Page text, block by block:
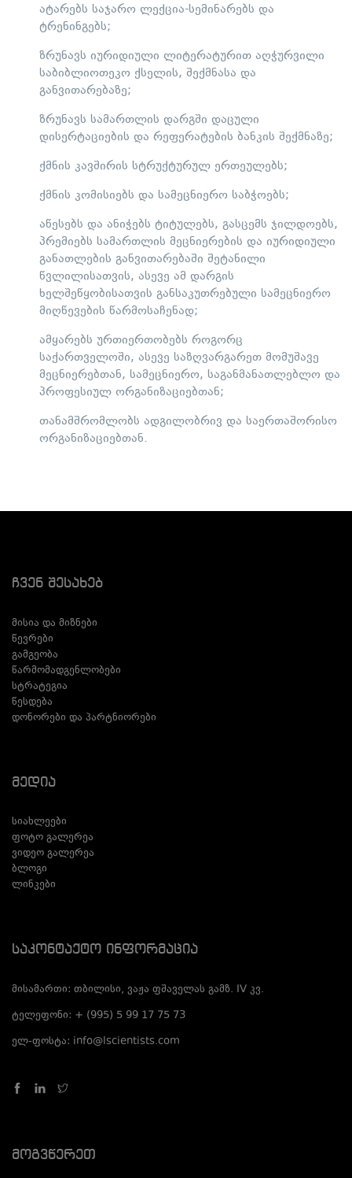
ატარებს საჯარო ლექცია-სემინარებს და
ტრენინგებს;
ზრუნავს იურიდიული ლიტერატურით აღჭურვილი
საბიბლიოთეკო ქსელის, შექმნასა და
განვითარებაზე;
ზრუნავს სამართლის დარგში დაცული
დისერტაციების და რეფერატების ბანკის შექმნაზე;
ქმნის კავშირის სტრუქტურულ ერთეულებს;
ქმნის კომისიებს და სამეცნიერო საბჭოებს;
აწესებს და ანიჭებს ტიტულებს, გასცემს ჯილდოებს,
პრემიებს სამართლის მეცნიერების და იურიდიული
განათლების განვითარებაში შეტანილი
წვლილისათვის, ასევე ამ დარგის
ხელშეწყობისათვის განსაკუთრებული სამეცნიერო
მიღწევების წარმოსაჩენად;
ამყარებს ურთიერთობებს როგორც
საქართველოში, ასევე საზღვარგარეთ მომუშავე
მეცნიერებთან, სამეცნიერო, საგანმანათლებლო და
პროფესიულ ორგანიზაციებთან;
თანამშრომლობს ადგილობრივ და საერთაშორისო
ორგანიზაციებთან.
Ჩვენ Შესახებ
მისია და მიზნები
წევრები
გამგეობა
წარმომადგენლობები
სტრატეგია
წესდება
დონორები და პარტნიორები
Მედია
სიახლეები
ფოტო გალერეა
ვიდეო გალერეა
ბლოგი
ლინკები
Საკონტაქტო Ინფორმაცია
მისამართი: თბილისი, ვაჟა ფშაველას გამზ. IV კვ.
ტელეფონი: + (995) 5 99 17 75 73
ელ-ფოსტა: info@lscientists.com
Მოგვწერეთ